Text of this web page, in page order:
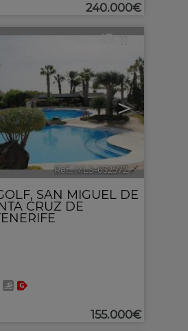
240.000€
>
11
Ref.. MLS-632572 🔗
, SAN MIGUEL DE
CRUZ DE
155.000€